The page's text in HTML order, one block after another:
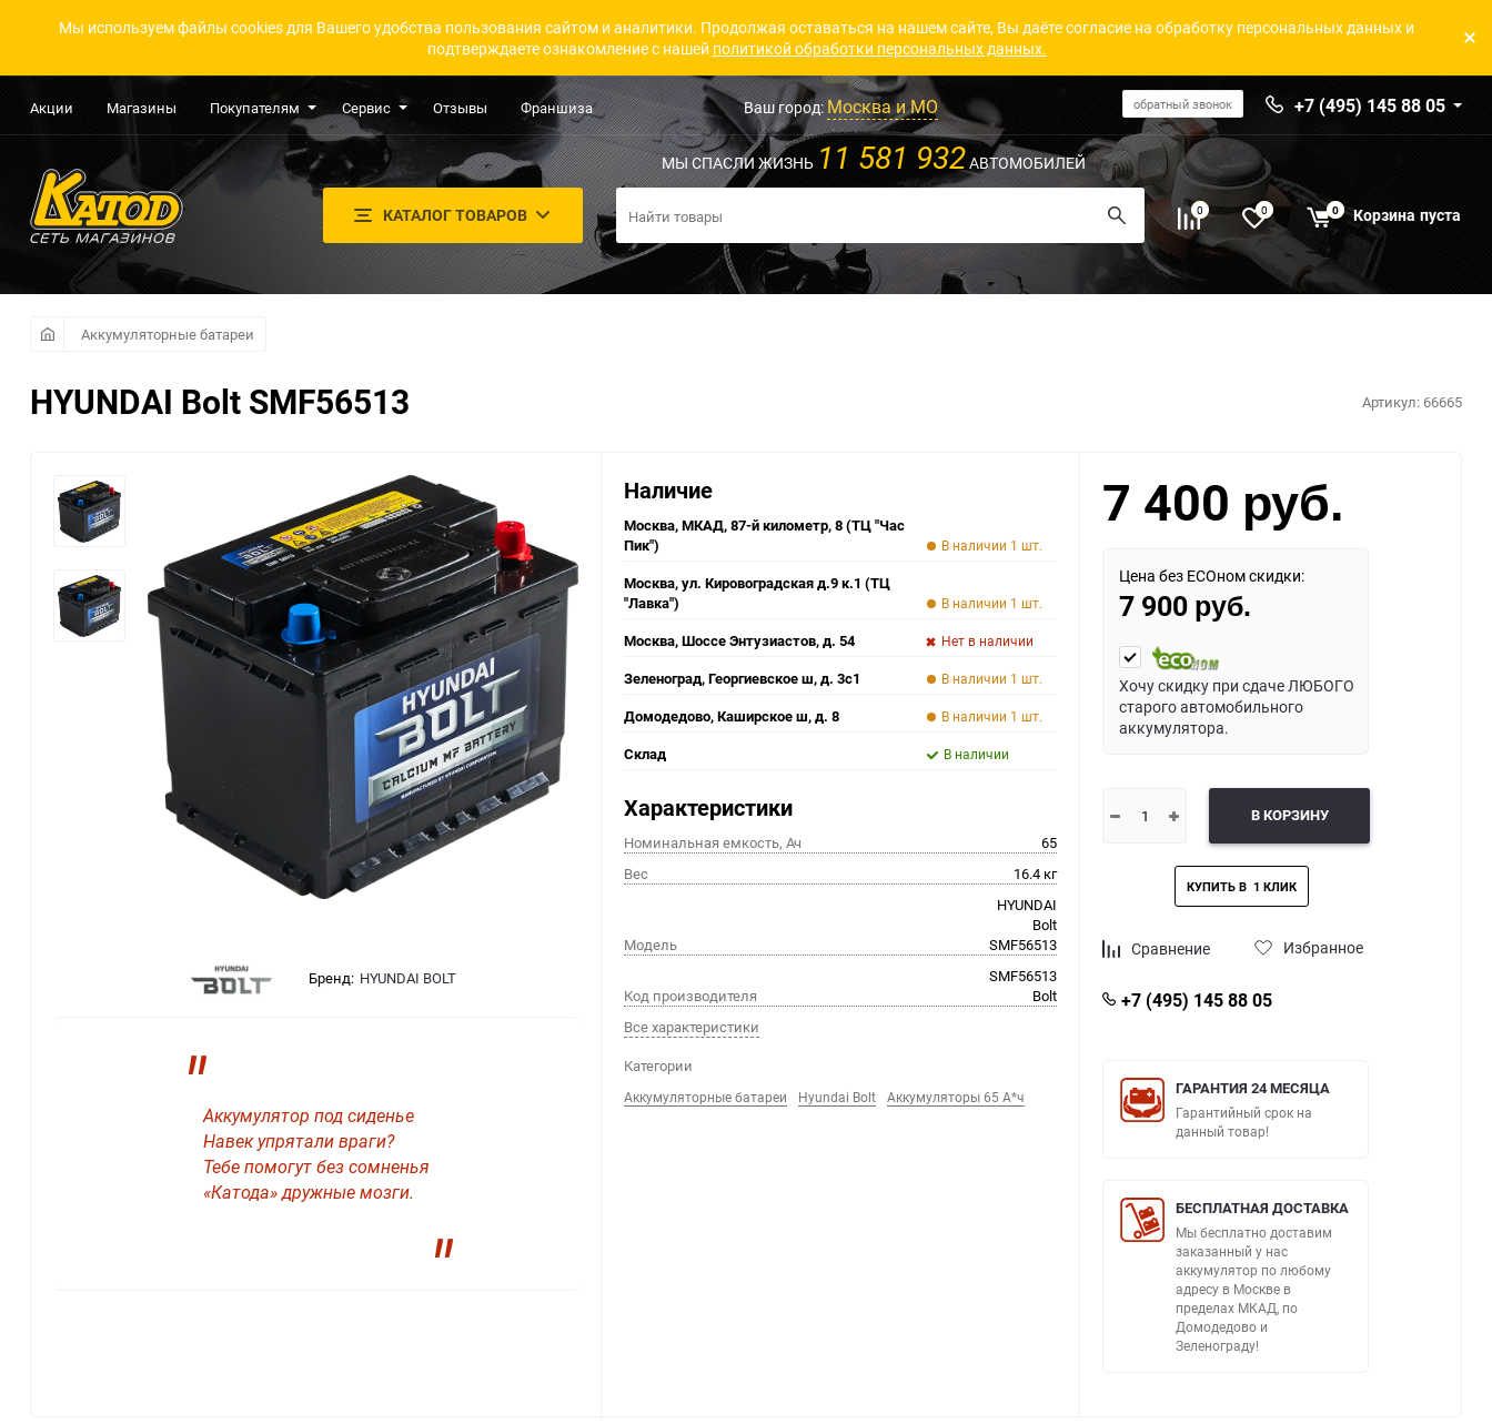
Мы используем файлы cookies для Вашего удобства пользования сайтом и аналитики. Продолжая оставаться на нашем сайте, Вы даёте согласие на обработку персональных данных и
подтверждаете ознакомление с нашей политикой обработки персональных данных.
Акции Магазины Покупателям Сервис Отзывы Франшиза Ваш город:Москва и МО обратный звонок +7 (495) 145 88 05
КАТАЛОГ ТОВАРОВ
МЫ СПАСЛИ ЖИЗНЬ 11 581 932АВТОМОБИЛЕЙ
0 0 0 Корзина пуста
Аккумуляторные батареи
HYUNDAI Bolt SMF56513 Артикул: 66665
Бренд: HYUNDAI BOLT
"Аккумулятор под сиденье
Навек упрятали враги?
Тебе помогут без сомненья
«Катода» дружные мозги.
"
Наличие
Москва, МКАД, 87-й километр, 8 (ТЦ "Час
Пик")
В наличии 1 шт.
Москва, ул. Кировоградская д.9 к.1 (ТЦ
"Лавка")
В наличии 1 шт.
Москва, Шоссе Энтузиастов, д. 54 Нет в наличии
Зеленоград, Георгиевское ш, д. 3с1 В наличии 1 шт.
Домодедово, Каширское ш, д. 8 В наличии 1 шт.
Склад В наличии
Характеристики
Номинальная емкость, Ач
65
Вес
16.4 кг
Модель
HYUNDAI
Bolt
SMF56513
Код производителя
SMF56513
Bolt
Все характеристики
Категории
Аккумуляторные батареи Hyundai Bolt Аккумуляторы 65 А*ч
7 400 руб.
Цена без ECOном скидки:
7 900 руб.
Хочу скидку при сдаче ЛЮБОГО
старого автомобильного
аккумулятора.
В КОРЗИНУ
Сравнение Избранное
+7 (495) 145 88 05
ГАРАНТИЯ 24 МЕСЯЦА
Гарантийный срок на
данный товар!
БЕСПЛАТНАЯ ДОСТАВКА
Мы бесплатно доставим
заказанный у нас
аккумулятор по любому
адресу в Москве в
пределах МКАД, по
Домодедово и
Зеленограду!